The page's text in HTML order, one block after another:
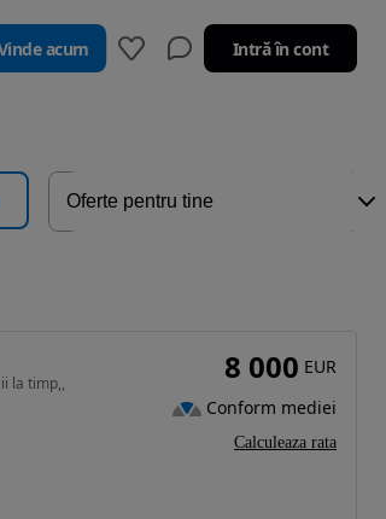
acum Intră în cont
la timp,, 8 000 EUR
Conform mediei
Calculeaza rata